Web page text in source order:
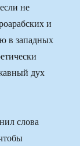
не
и
в западных
дух
слова